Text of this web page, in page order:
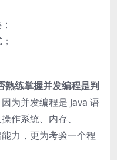
熟练掌握并发编程是判
为并发编程是 Java 语
作系统、内存、
力，更为考验一个程